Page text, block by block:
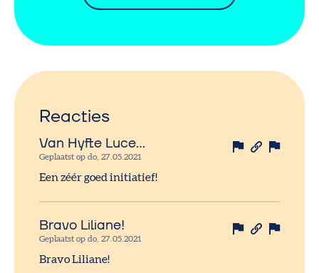
Reacties
Van Hyfte Lucette
Geplaatst op do, 27.05.2021
Een zéér goed initiatief!
Bravo Liliane!
Geplaatst op do, 27.05.2021
Bravo Liliane!